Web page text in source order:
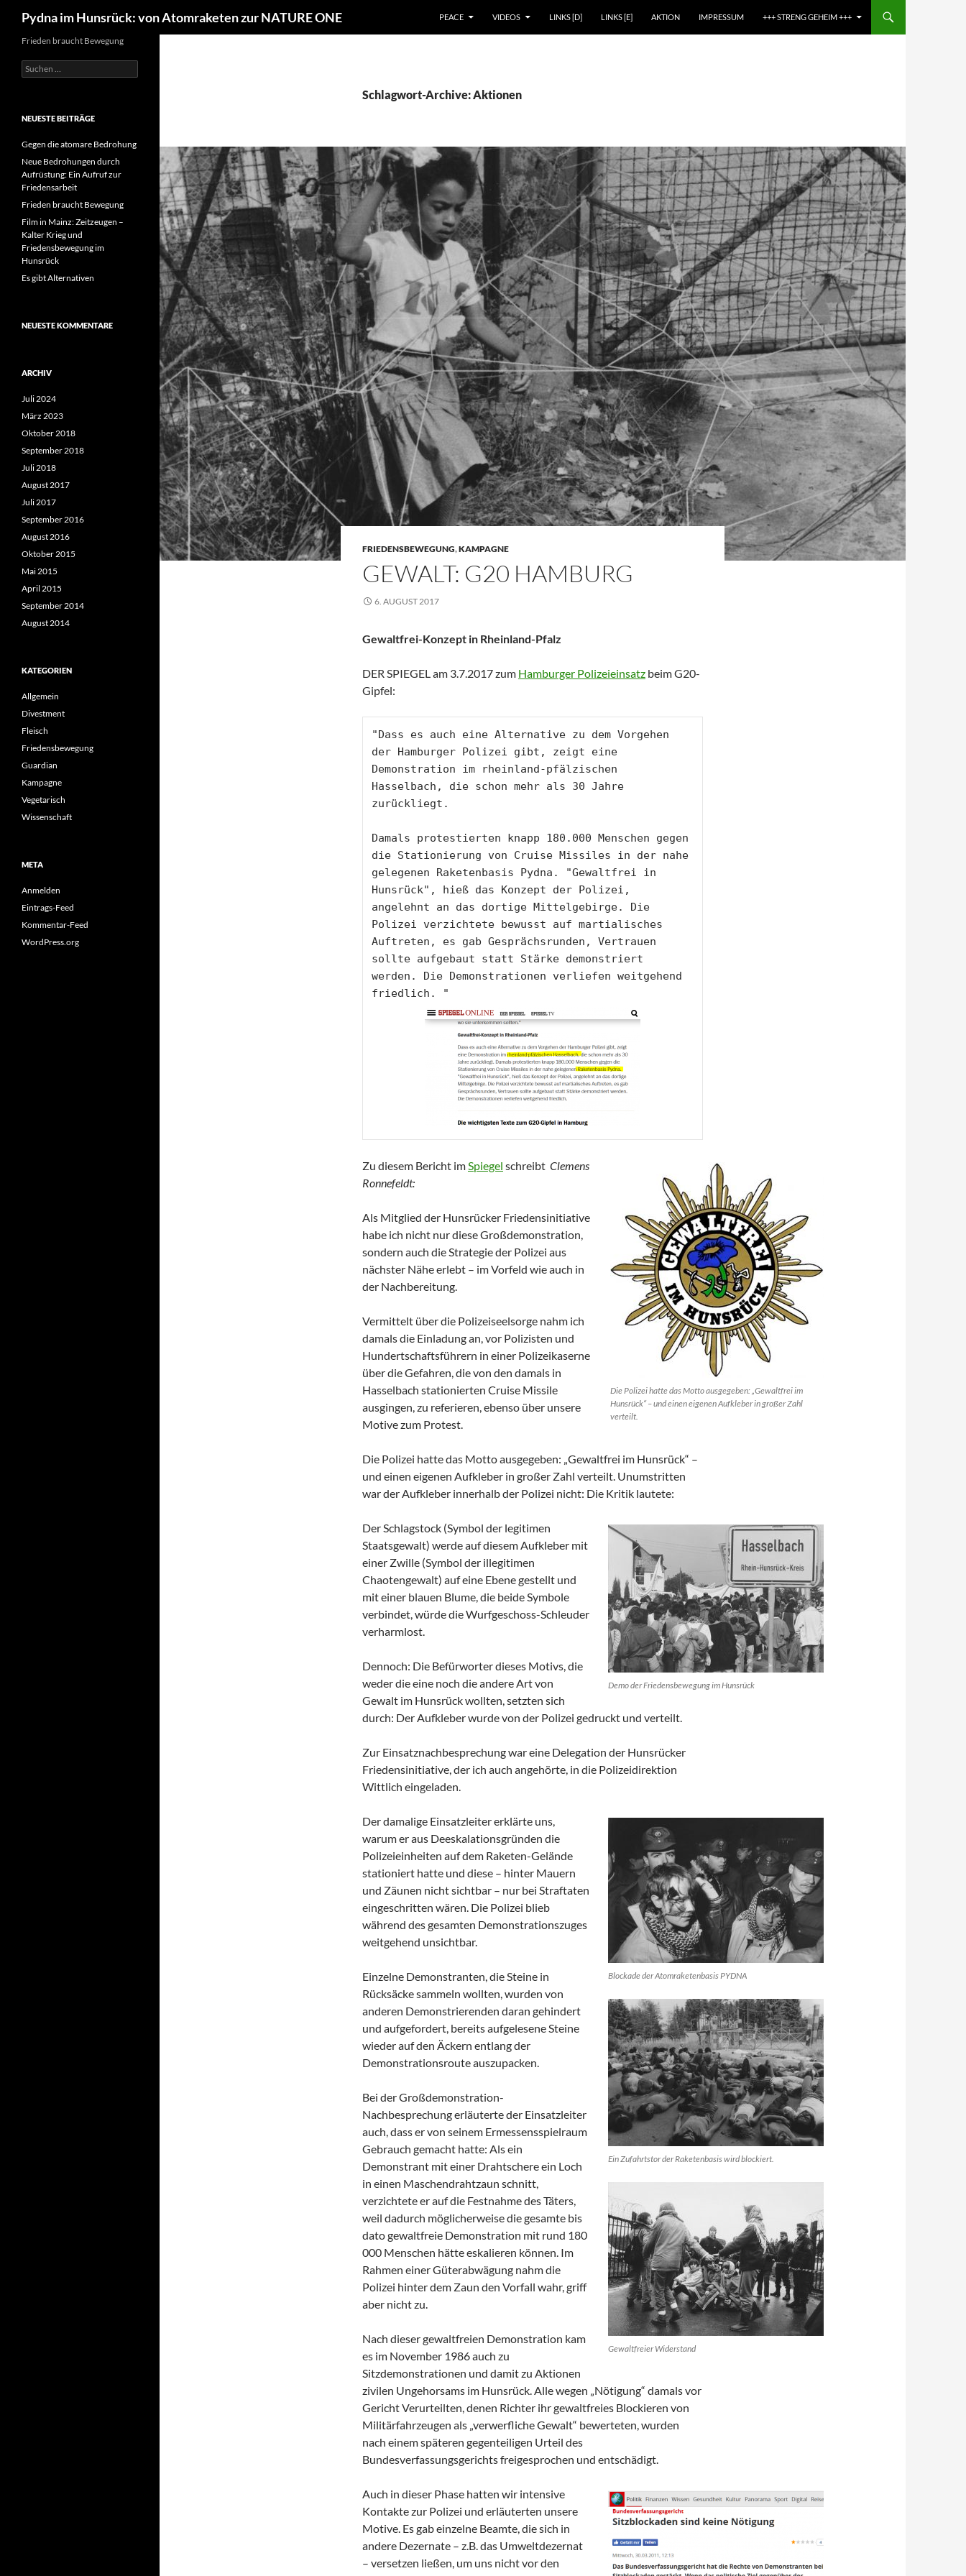
Pydna im Hunsrück: von Atomraketen zur NATURE ONE
PEACE
VIDEOS LINKS [D] LINKS [E] AKTION IMPRESSUM +++ STRENG GEHEIM +++
Schlagwort-Archive: Aktionen
FRIEDENSBEWEGUNG,KAMPAGNE
GEWALT: G20 HAMBURG
6. AUGUST 2017
Gewaltfrei-Konzept in Rheinland-Pfalz
DER SPIEGEL am 3.7.2017 zum Hamburger Polizeieinsatz beim G20-
Gipfel:
"Dass es auch eine Alternative zu dem Vorgehen
der Hamburger Polizei gibt, zeigt eine
Demonstration im rheinland-pfälzischen
Hasselbach, die schon mehr als 30 Jahre
zurückliegt.
Damals protestierten knapp 180.000 Menschen gegen
die Stationierung von Cruise Missiles in der nahe
gelegenen Raketenbasis Pydna. "Gewaltfrei in
Hunsrück", hieß das Konzept der Polizei,
angelehnt an das dortige Mittelgebirge. Die
Polizei verzichtete bewusst auf martialisches
Auftreten, es gab Gesprächsrunden, Vertrauen
sollte aufgebaut statt Stärke demonstriert
werden. Die Demonstrationen verliefen weitgehend
friedlich. "
Die Polizei hatte das Motto ausgegeben: „Gewaltfrei im
Hunsrück“ – und einen eigenen Aufkleber in großer Zahl
verteilt.
Zu diesem Bericht imSpiegel schreibt Clemens
Ronnefeldt:
Als Mitglied der Hunsrücker Friedensinitiative
habe ich nicht nur diese Großdemonstration,
sondern auch die Strategie der Polizei aus
nächster Nähe erlebt – im Vorfeld wie auch in
der Nachbereitung.
Vermittelt über die Polizeiseelsorge nahm ich
damals die Einladung an, vor Polizisten und
Hundertschaftsführern in einer Polizeikaserne
über die Gefahren, die von den damals in
Hasselbach stationierten Cruise Missile
ausgingen, zu referieren, ebenso über unsere
Motive zum Protest.
Die Polizei hatte das Motto ausgegeben: „Gewaltfrei im Hunsrück“ –
und einen eigenen Aufkleber in großer Zahl verteilt. Unumstritten
war der Aufkleber innerhalb der Polizei nicht: Die Kritik lautete:
Demo der Friedensbewegung im Hunsrück
Der Schlagstock (Symbol der legitimen
Staatsgewalt) werde auf diesem Aufkleber mit
einer Zwille (Symbol der illegitimen
Chaotengewalt) auf eine Ebene gestellt und
mit einer blauen Blume, die beide Symbole
verbindet, würde die Wurfgeschoss-Schleuder
verharmlost.
Dennoch: Die Befürworter dieses Motivs, die
weder die eine noch die andere Art von
Gewalt im Hunsrück wollten, setzten sich
durch: Der Aufkleber wurde von der Polizei gedruckt und verteilt.
Zur Einsatznachbesprechung war eine Delegation der Hunsrücker
Friedensinitiative, der ich auch angehörte, in die Polizeidirektion
Wittlich eingeladen.
Blockade der Atomraketenbasis PYDNA
Der damalige Einsatzleiter erklärte uns,
warum er aus Deeskalationsgründen die
Polizeieinheiten auf dem Raketen-Gelände
stationiert hatte und diese – hinter Mauern
und Zäunen nicht sichtbar – nur bei Straftaten
eingeschritten wären. Die Polizei blieb
während des gesamten Demonstrationszuges
weitgehend unsichtbar.
Ein Zufahrtstor der Raketenbasis wird blockiert.
Einzelne Demonstranten, die Steine in
Rücksäcke sammeln wollten, wurden von
anderen Demonstrierenden daran gehindert
und aufgefordert, bereits aufgelesene Steine
wieder auf den Äckern entlang der
Demonstrationsroute auszupacken.
Gewaltfreier Widerstand
Bei der Großdemonstration-
Nachbesprechung erläuterte der Einsatzleiter
auch, dass er von seinem Ermessensspielraum
Gebrauch gemacht hatte: Als ein
Demonstrant mit einer Drahtschere ein Loch
in einen Maschendrahtzaun schnitt,
verzichtete er auf die Festnahme des Täters,
weil dadurch möglicherweise die gesamte bis
dato gewaltfreie Demonstration mit rund 180
000 Menschen hätte eskalieren können. Im
Rahmen einer Güterabwägung nahm die
Polizei hinter dem Zaun den Vorfall wahr, griff
aber nicht zu.
Nach dieser gewaltfreien Demonstration kam
es im November 1986 auch zu
Sitzdemonstrationen und damit zu Aktionen
zivilen Ungehorsams im Hunsrück. Alle wegen „Nötigung“ damals vor
Gericht Verurteilten, denen Richter ihr gewaltfreies Blockieren von
Militärfahrzeugen als „verwerfliche Gewalt“ bewerteten, wurden
nach einem späteren gegenteiligen Urteil des
Bundesverfassungsgerichts freigesprochen und entschädigt.
Auch in dieser Phase hatten wir intensive
Kontakte zur Polizei und erläuterten unsere
Motive. Es gab einzelne Beamte, die sich in
andere Dezernate – z.B. das Umweltdezernat
– versetzen ließen, um uns nicht vor den
Frieden braucht Bewegung
Suchen
nach:
NEUESTE BEITRÄGE
Gegen die atomare Bedrohung
Neue Bedrohungen durch
Aufrüstung: Ein Aufruf zur
Friedensarbeit
Frieden braucht Bewegung
Film in Mainz: Zeitzeugen –
Kalter Krieg und
Friedensbewegung im
Hunsrück
Es gibt Alternativen
NEUESTE KOMMENTARE
ARCHIV
Juli 2024
März 2023
Oktober 2018
September 2018
Juli 2018
August 2017
Juli 2017
September 2016
August 2016
Oktober 2015
Mai 2015
April 2015
September 2014
August 2014
KATEGORIEN
Allgemein
Divestment
Fleisch
Friedensbewegung
Guardian
Kampagne
Vegetarisch
Wissenschaft
META
Anmelden
Eintrags-Feed
Kommentar-Feed
WordPress.org